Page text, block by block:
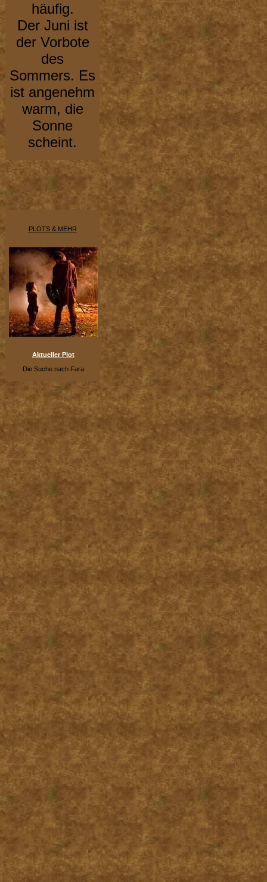
häufig.
Der Juni ist
der Vorbote
des
Sommers. Es
ist angenehm
warm, die
Sonne
scheint.
PLOTS & MEHR
Aktueller Plot
Die Suche nach Fara